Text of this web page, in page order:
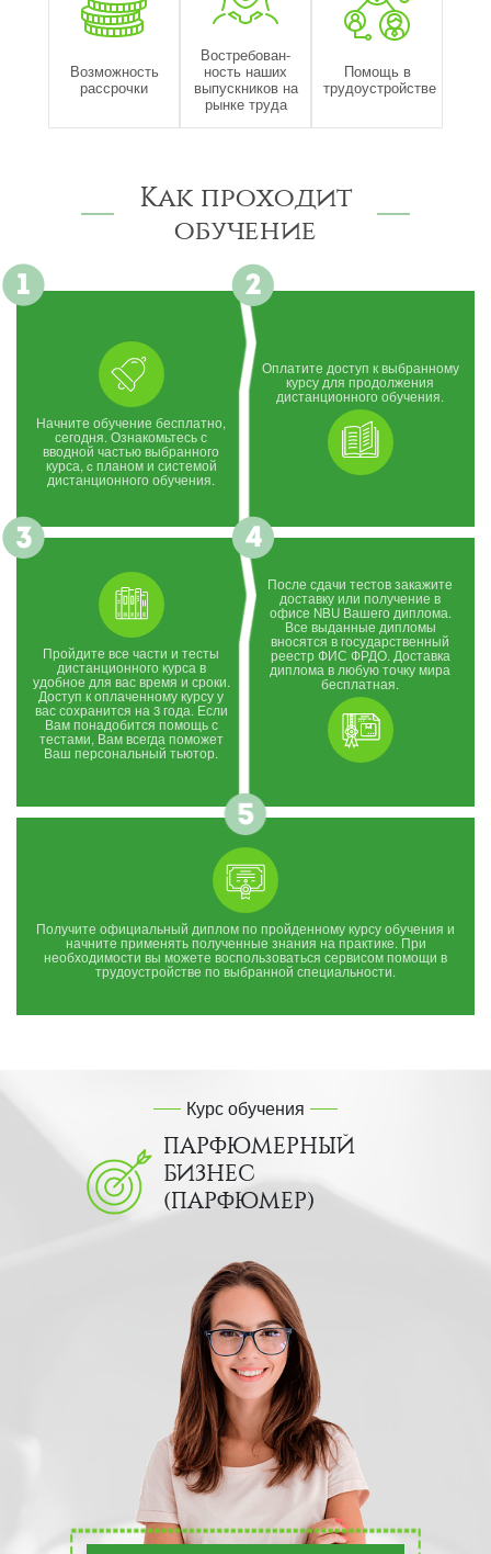
Возможность
рассрочки
Востребован-
ность наших
выпускников на
рынке труда
Помощь в
трудоустройстве
Как проходит
обучение
Начните обучение бесплатно,
сегодня. Ознакомьтесь с
вводной частью выбранного
курса, c планом и системой
дистанционного обучения.
Оплатите доступ к выбранному
курсу для продолжения
дистанционного обучения.
Пройдите все части и тесты
дистанционного курса в
удобное для вас время и сроки.
Доступ к оплаченному курсу у
вас сохранится на 3 года. Если
Вам понадобится помощь с
тестами, Вам всегда поможет
Ваш персональный тьютор.
После сдачи тестов закажите
доставку или получение в
офисе NBU Вашего диплома.
Все выданные дипломы
вносятся в государственный
реестр ФИС ФРДО. Доставка
диплома в любую точку мира
бесплатная.
Получите официальный диплом по пройденному курсу обучения и
начните применять полученные знания на практике. При
необходимости вы можете воспользоваться сервисом помощи в
трудоустройстве по выбранной специальности.
Курс обучения
ПАРФЮМЕРНЫЙ
БИЗНЕС
(ПАРФЮМЕР)